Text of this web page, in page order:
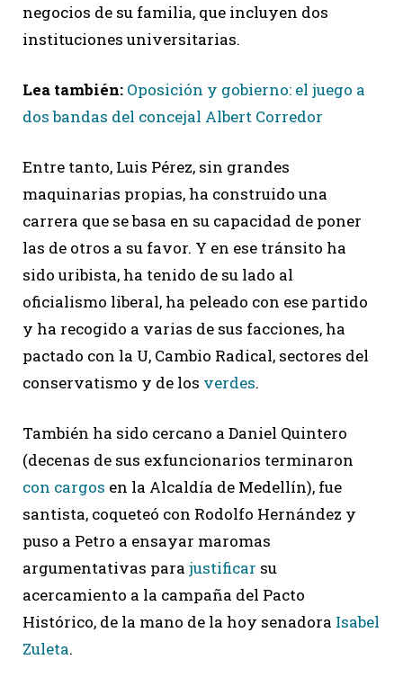
negocios de su familia, que incluyen dos
instituciones universitarias.
Lea también: Oposición y gobierno: el juego a
dos bandas del concejal Albert Corredor
Entre tanto, Luis Pérez, sin grandes
maquinarias propias, ha construido una
carrera que se basa en su capacidad de poner
las de otros a su favor. Y en ese tránsito ha
sido uribista, ha tenido de su lado al
oficialismo liberal, ha peleado con ese partido
y ha recogido a varias de sus facciones, ha
pactado con la U, Cambio Radical, sectores del
conservatismo y de los verdes.
También ha sido cercano a Daniel Quintero
(decenas de sus exfuncionarios terminaron
con cargos en la Alcaldía de Medellín), fue
santista, coqueteó con Rodolfo Hernández y
puso a Petro a ensayar maromas
argumentativas para justificar su
acercamiento a la campaña del Pacto
Histórico, de la mano de la hoy senadora Isabel
Zuleta.